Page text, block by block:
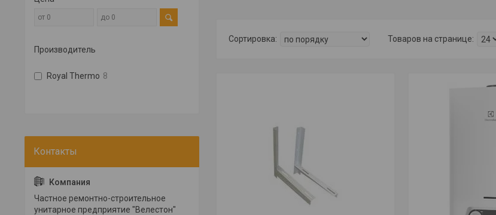
Производитель
Royal Thermo 8
Частное ремонтно-строительное
унитарное предприятие "Велестон"